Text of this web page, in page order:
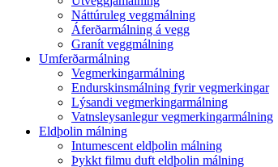
Náttúruleg veggmálning
Áferðarmálning á vegg
Granít veggmálning
Umferðarmálning
Vegmerkingarmálning
Endurskinsmálning fyrir vegmerkingar
Lýsandi vegmerkingarmálning
Vatnsleysanlegur vegmerkingarmálning
Eldþolin málning
Intumescent eldþolin málning
Þykkt filmu duft eldþolin málning